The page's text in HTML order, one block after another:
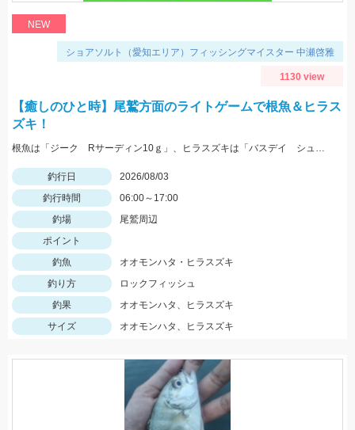
NEW
ショアソルト（愛知エリア）フィッシングマイスター 中瀬啓雅
1130 view
【癒しのひと時】尾鷲方面のライトゲームで根魚＆ヒラス
ズキ！
根魚は「ジーク Rサーディン10ｇ」、ヒラスズキは「バスデイ シュガペン70Ｆ」が好調！
釣行日
2026/08/03
釣行時間
06:00～17:00
釣場
尾鷲周辺
ポイント
釣魚
オオモンハタ・ヒラスズキ
釣り方
ロックフィッシュ
釣果
オオモンハタ、ヒラスズキ
サイズ
オオモンハタ、ヒラスズキ